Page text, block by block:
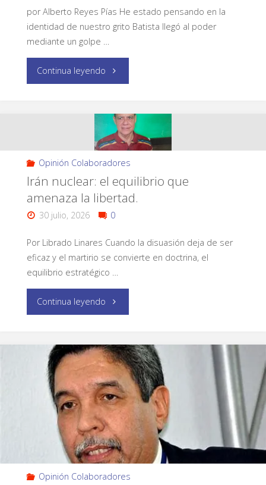
por Alberto Reyes Pías He estado pensando en la
identidad de nuestro grito Batista llegó al poder
mediante un golpe …
Continua leyendo
Opinión Colaboradores
Irán nuclear: el equilibrio que
amenaza la libertad.
30 julio, 2026 0
Por Librado Linares Cuando la disuasión deja de ser
eficaz y el martirio se convierte en doctrina, el
equilibrio estratégico …
Continua leyendo
Opinión Colaboradores